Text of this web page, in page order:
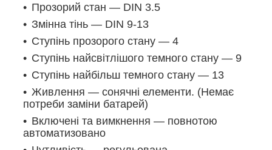
Прозорий стан — DIN 3.5
Змінна тінь — DIN 9-13
Ступінь прозорого стану — 4
Ступінь найсвітлішого темного стану — 9
Ступінь найбільш темного стану — 13
Живлення — сонячні елементи. (Немає
потреби заміни батарей)
Включені та вимкнення — повнотою
автоматизовано